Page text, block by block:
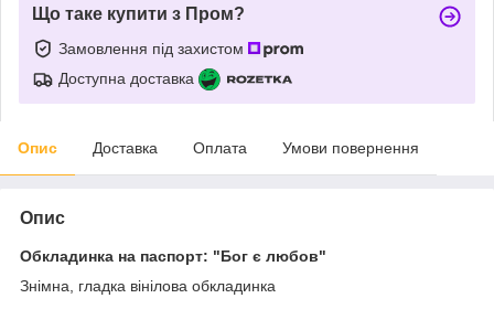
Що таке купити з Пром?
Замовлення під захистом
Доступна доставка
Опис Доставка Оплата Умови повернення
Опис
Обкладинка на паспорт: "Бог є любов"
Знімна, гладка вінілова обкладинка